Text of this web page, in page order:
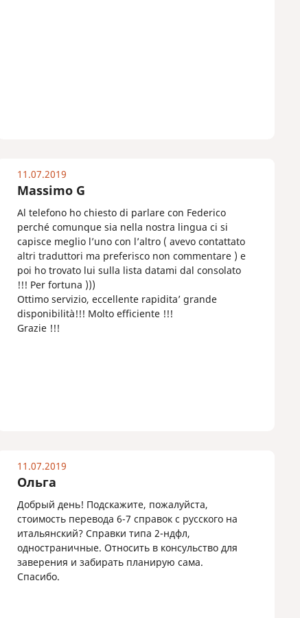
11.07.2019
Massimo G
Al telefono ho chiesto di parlare con Federico
perché comunque sia nella nostra lingua ci si
capisce meglio l’uno con l’altro ( avevo contattato
altri traduttori ma preferisco non commentare ) e
poi ho trovato lui sulla lista datami dal consolato
!!! Per fortuna )))
Ottimo servizio, eccellente rapidita’ grande
disponibilità!!! Molto efficiente !!!
Grazie !!!
11.07.2019
Ольга
Добрый день! Подскажите, пожалуйста,
стоимость перевода 6-7 справок с русского на
итальянский? Справки типа 2-ндфл,
одностраничные. Относить в консульство для
заверения и забирать планирую сама.
Спасибо.